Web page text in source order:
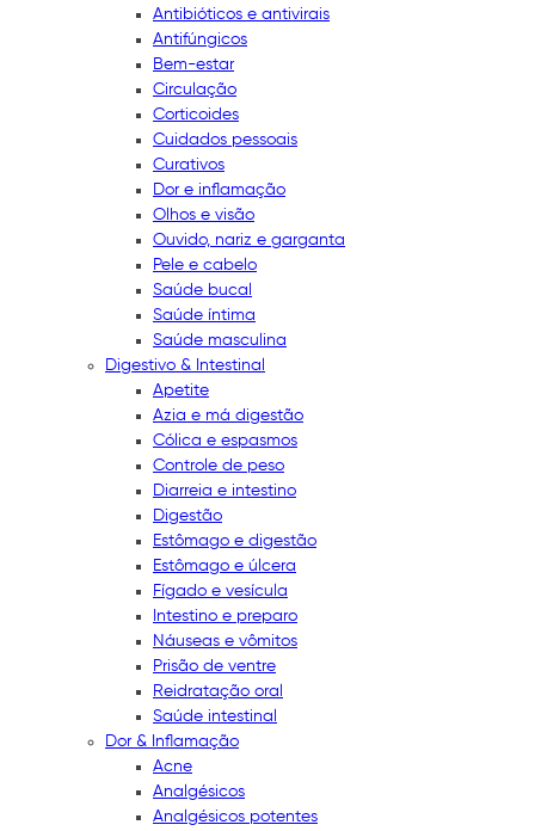
Antibióticos e antivirais
Antifúngicos
Bem-estar
Circulação
Corticoides
Cuidados pessoais
Curativos
Dor e inflamação
Olhos e visão
Ouvido, nariz e garganta
Pele e cabelo
Saúde bucal
Saúde íntima
Saúde masculina
Digestivo & Intestinal
Apetite
Azia e má digestão
Cólica e espasmos
Controle de peso
Diarreia e intestino
Digestão
Estômago e digestão
Estômago e úlcera
Fígado e vesícula
Intestino e preparo
Náuseas e vômitos
Prisão de ventre
Reidratação oral
Saúde intestinal
Dor & Inflamação
Acne
Analgésicos
Analgésicos potentes